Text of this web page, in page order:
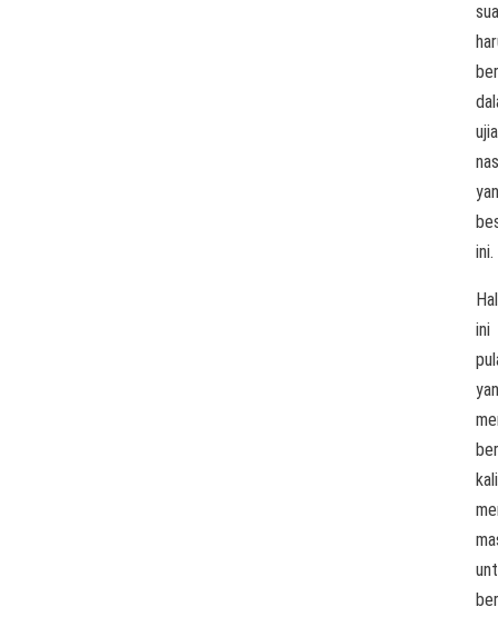
ini.
Hal
ini
kali